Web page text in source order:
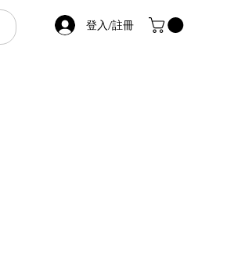
登入/註冊